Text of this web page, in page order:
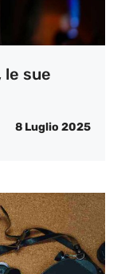
le sue
8 Luglio 2025